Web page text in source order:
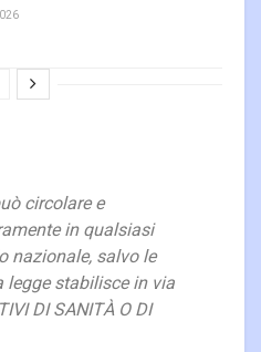
circolare e
in qualsiasi
nazionale, salvo le
stabilisce in via
DI SANITÀ O DI